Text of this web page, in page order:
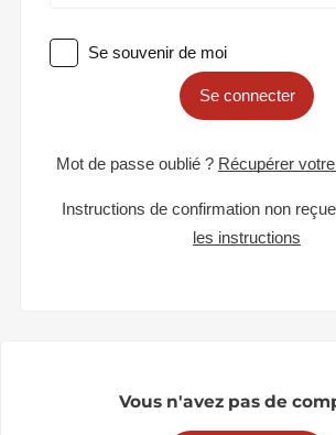
Se souvenir de moi
Se connecter
Mot de passe oublié ? Récupérer
Instructions de confirmation non
les instructions
Vous n'avez pas de